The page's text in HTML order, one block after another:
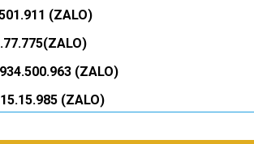
(ZALO)
(ZALO)
(ZALO)